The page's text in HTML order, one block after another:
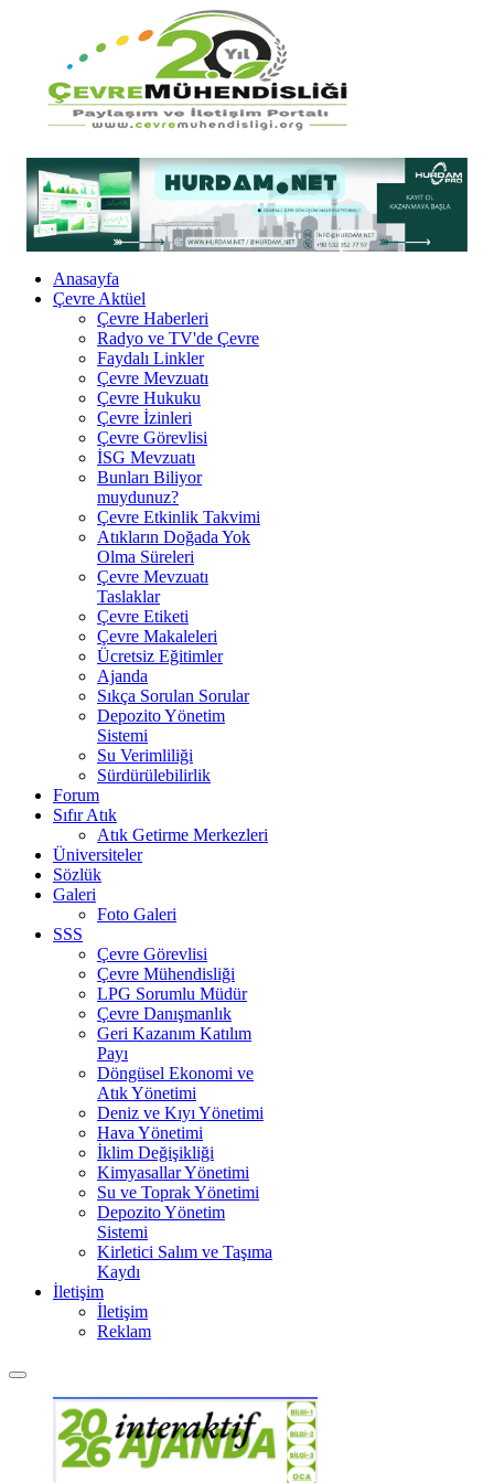
Anasayfa
Çevre Aktüel
Çevre Haberleri
Radyo ve TV'de Çevre
Faydalı Linkler
Çevre Mevzuatı
Çevre Hukuku
Çevre İzinleri
Çevre Görevlisi
İSG Mevzuatı
Bunları Biliyor
muydunuz?
Çevre Etkinlik Takvimi
Atıkların Doğada Yok
Olma Süreleri
Çevre Mevzuatı
Taslaklar
Çevre Etiketi
Çevre Makaleleri
Ücretsiz Eğitimler
Ajanda
Sıkça Sorulan Sorular
Depozito Yönetim
Sistemi
Su Verimliliği
Sürdürülebilirlik
Forum
Sıfır Atık
Atık Getirme Merkezleri
Üniversiteler
Sözlük
Galeri
Foto Galeri
SSS
Çevre Görevlisi
Çevre Mühendisliği
LPG Sorumlu Müdür
Çevre Danışmanlık
Geri Kazanım Katılım
Payı
Döngüsel Ekonomi ve
Atık Yönetimi
Deniz ve Kıyı Yönetimi
Hava Yönetimi
İklim Değişikliği
Kimyasallar Yönetimi
Su ve Toprak Yönetimi
Depozito Yönetim
Sistemi
Kirletici Salım ve Taşıma
Kaydı
İletişim
İletişim
Reklam